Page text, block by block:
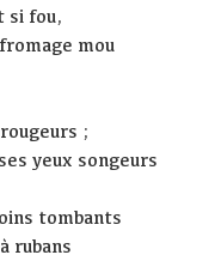
si fou,
mou
;
yeux songeurs
tombants
rubans